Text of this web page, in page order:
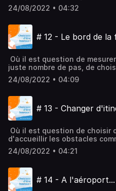
un verre de vin avec des
liste des choses à faire pour
confidentialite pour plus
24/08/2022 • 04:32
# 12 - Le bord de la
Où il est question de
juste nombre de pas, de
même de prendre son
Visitez audiomeans.fr/
24/08/2022 • 04:09
# 13 - Changer
Où il est question de choisir
d'accueillir les obstacles
d'exploration et de
Et de rendre ainsi le chemin
audiomeans.fr/politique-de-
d'informations.
24/08/2022 • 04:21
# 14 - A l'aéroport...